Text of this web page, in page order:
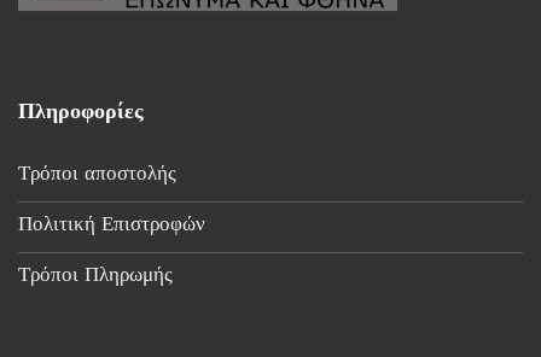
Πληροφορίες
Τρόποι αποστολής
Πολιτική Επιστροφών
Τρόποι Πληρωμής